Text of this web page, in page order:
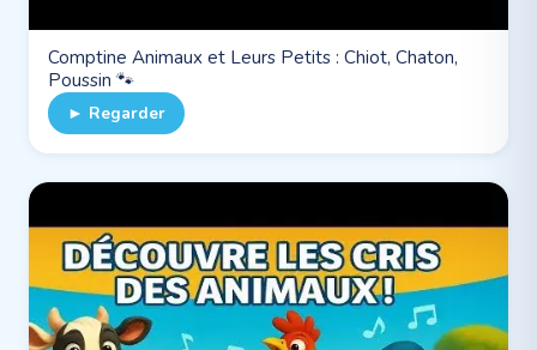
Comptine Animaux et Leurs Petits : Chiot, Chaton,
Poussin 🐾
► Regarder